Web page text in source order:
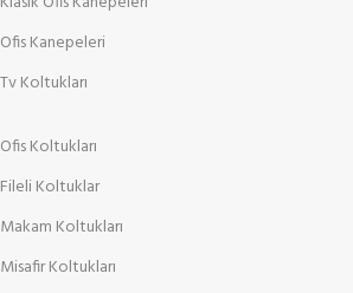
Ofis Kanepeleri
Tv Koltukları
Ofis Koltukları
Fileli Koltuklar
Makam Koltukları
Misafir Koltukları